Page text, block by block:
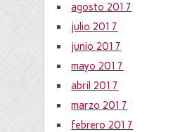
agosto 2017
julio 2017
junio 2017
mayo 2017
abril 2017
marzo 2017
febrero 2017